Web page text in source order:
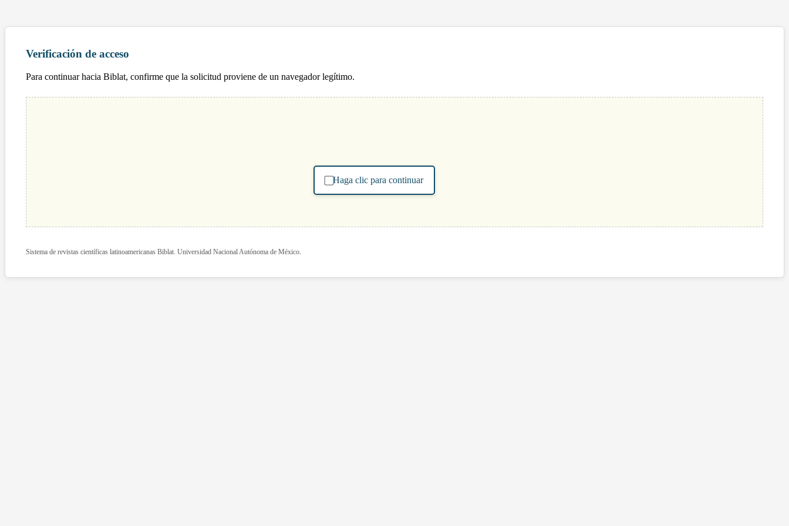
Verificación de acceso
Para continuar hacia Biblat, confirme que la solicitud proviene de un navegador legítimo.
Haga clic para continuar
Sistema de revistas científicas latinoamericanas Biblat. Universidad Nacional Autónoma de México.